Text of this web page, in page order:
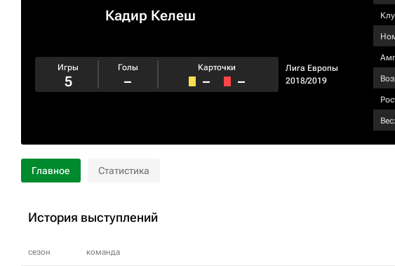
Кадир Келеш
Лига Европы
2018/2019
Игры
5
Голы
–
Карточки
– –
Вес:
Главное Статистика
История выступлений
сезон команда